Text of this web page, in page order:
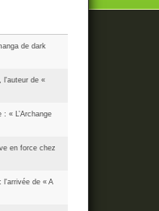
de dark
l'auteur de «
« L’Archange
en force chez
l'arrivée de « A